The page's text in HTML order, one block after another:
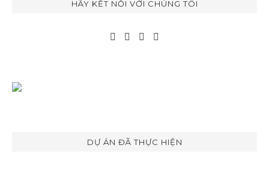
HÃY KẾT NỐI VỚI CHÚNG TÔI
DỰ ÁN ĐÃ THỰC HIỆN